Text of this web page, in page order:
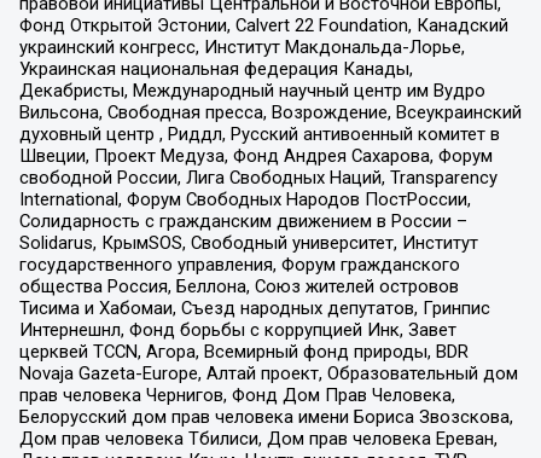
Фонд Открытой Эстонии, Calvert 22 Foundation, Канадский
украинский конгресс, Институт Макдональда-Лорье,
Украинская национальная федерация Канады,
Декабристы, Международный научный центр им Вудро
Вильсона, Свободная пресса, Возрождение, Всеукраинский
духовный центр , Риддл, Русский антивоенный комитет в
Швеции, Проект Медуза, Фонд Андрея Сахарова, Форум
свободной России, Лига Свободных Наций, Transparеncy
International, Форум Свободных Народов ПостРоссии,
Солидарность с гражданским движением в России –
Solidarus, КрымSOS, Свободный университет, Институт
государственного управления, Форум гражданского
общества Россия, Беллона, Союз жителей островов
Тисима и Хабомаи, Съезд народных депутатов, Гринпис
Интернешнл, Фонд борьбы с коррупцией Инк, Завет
церквей TCCN, Агора, Всемирный фонд природы, BDR
Novaja Gazeta-Europe, Алтай проект, Образовательный дом
прав человека Чернигов, Фонд Дом Прав Человека,
Белорусский дом прав человека имени Бориса Звозскова,
Дом прав человека Тбилиси, Дом прав человека Ереван,